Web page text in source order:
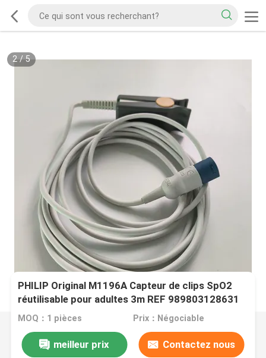
2/5
PHILIP Original M1196A Capteur de clips SpO2
réutilisable pour adultes 3m REF 989803128631
MOQ：1 pièces Prix：Négociable
meilleur prix Contactez nous